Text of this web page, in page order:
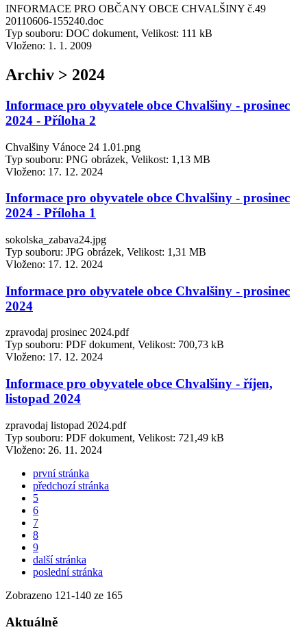
INFORMACE PRO OBČANY OBCE CHVALŠINY č.49
20110606-155240.doc
Typ souboru: DOC dokument, Velikost: 111 kB
Vloženo: 1. 1. 2009
Archiv > 2024
Informace pro obyvatele obce Chvalšiny - prosinec
2024 - Příloha 2
Chvalšiny Vánoce 24 1.01.png
Typ souboru: PNG obrázek, Velikost: 1,13 MB
Vloženo: 17. 12. 2024
Informace pro obyvatele obce Chvalšiny - prosinec
2024 - Příloha 1
sokolska_zabava24.jpg
Typ souboru: JPG obrázek, Velikost: 1,31 MB
Vloženo: 17. 12. 2024
Informace pro obyvatele obce Chvalšiny - prosinec
2024
zpravodaj prosinec 2024.pdf
Typ souboru: PDF dokument, Velikost: 700,73 kB
Vloženo: 17. 12. 2024
Informace pro obyvatele obce Chvalšiny - říjen,
listopad 2024
zpravodaj listopad 2024.pdf
Typ souboru: PDF dokument, Velikost: 721,49 kB
Vloženo: 26. 11. 2024
první stránka
předchozí stránka
5
6
7
8
9
další stránka
poslední stránka
Zobrazeno 121-140 ze 165
Aktuálně